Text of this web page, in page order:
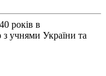
років в
з учнями України та